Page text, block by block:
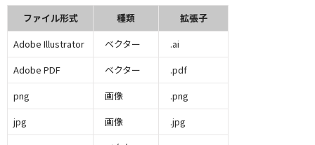
ファイル形式 種類
拡張子
Adobe Illustrator
ベクター
.ai
Adobe PDF
ベクター
.pdf
png
画像
.png
jpg
画像
.jpg